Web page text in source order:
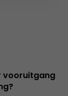
vooruitgang